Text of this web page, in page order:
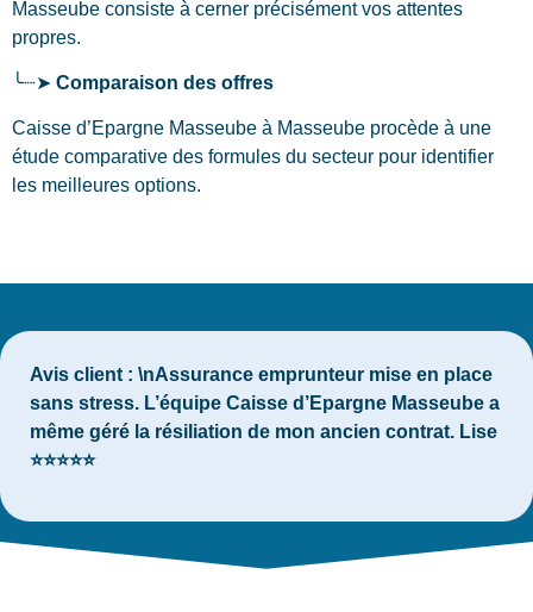
Masseube consiste à cerner précisément vos attentes
propres.
╰┈➤ Comparaison des offres
Caisse d’Epargne Masseube à Masseube procède à une
étude comparative des formules du secteur pour identifier
les meilleures options.
Avis client : \nAssurance emprunteur mise en place
sans stress. L’équipe Caisse d’Epargne Masseube a
même géré la résiliation de mon ancien contrat. Lise
⭐⭐⭐⭐⭐